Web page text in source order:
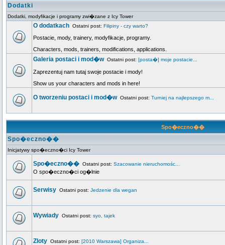
Dodatki
Dodatki, modyfikacje i programy zwi�zane z Icy Tower
O dodatkach Ostatni post: Filipiny - czy warto?
Postacie, mody, trainery, modyfikacje, programy.
Characters, mods, trainers, modifications, applications.
Galeria postaci i mod�wOstatni post: [posta�] moje postacie...
Zaprezentuj nam tutaj swoje postacie i mody!
Show us your characters and mods in here!
O tworzeniu postaci i mod�wOstatni post: Turniej na najlepszego m...
Spo�eczno��
Spo�eczno��
Inicjatywy spo�eczno�ci Icy Tower
Spo�eczno�� Ostatni post: Szacowanie nieruchomośc...
O spo�eczno�ci og�lnie
Serwisy Ostatni post: Jedzenie dla wegan
Wywiady Ostatni post: syo, tajek
Zloty Ostatni post: [2010 Warszawa] Organiza...